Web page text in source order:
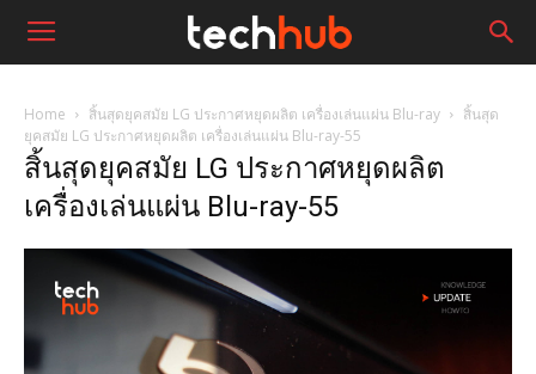
Home สิ้นสุดยุคสมัย LG ประกาศหยุดผลิต เครื่องเล่นแผ่น Blu-ray
สิ้นสุด
ยุคสมัย LG ประกาศหยุดผลิต เครื่องเล่นแผ่น Blu-ray-55
สิ้นสุดยุคสมัย LG ประกาศหยุดผลิต
เครื่องเล่นแผ่น Blu-ray-55